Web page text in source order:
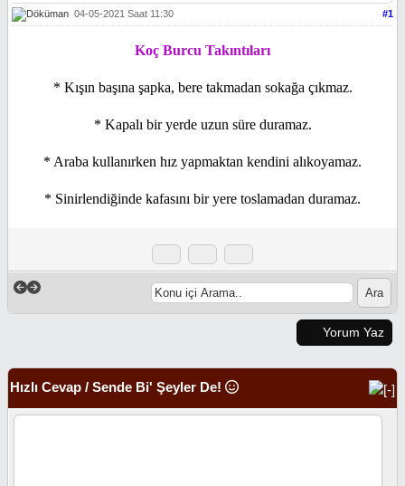
#1
04-05-2021 Saat 11:30
Koç Burcu Takıntıları
* Kışın başına şapka, bere takmadan sokağa çıkmaz.
* Kapalı bir yerde uzun süre duramaz.
* Araba kullanırken hız yapmaktan kendini alıkoyamaz.
* Sinirlendiğinde kafasını bir yere toslamadan duramaz.
Yorum Yaz
Hızlı Cevap / Sende Bi' Şeyler De!